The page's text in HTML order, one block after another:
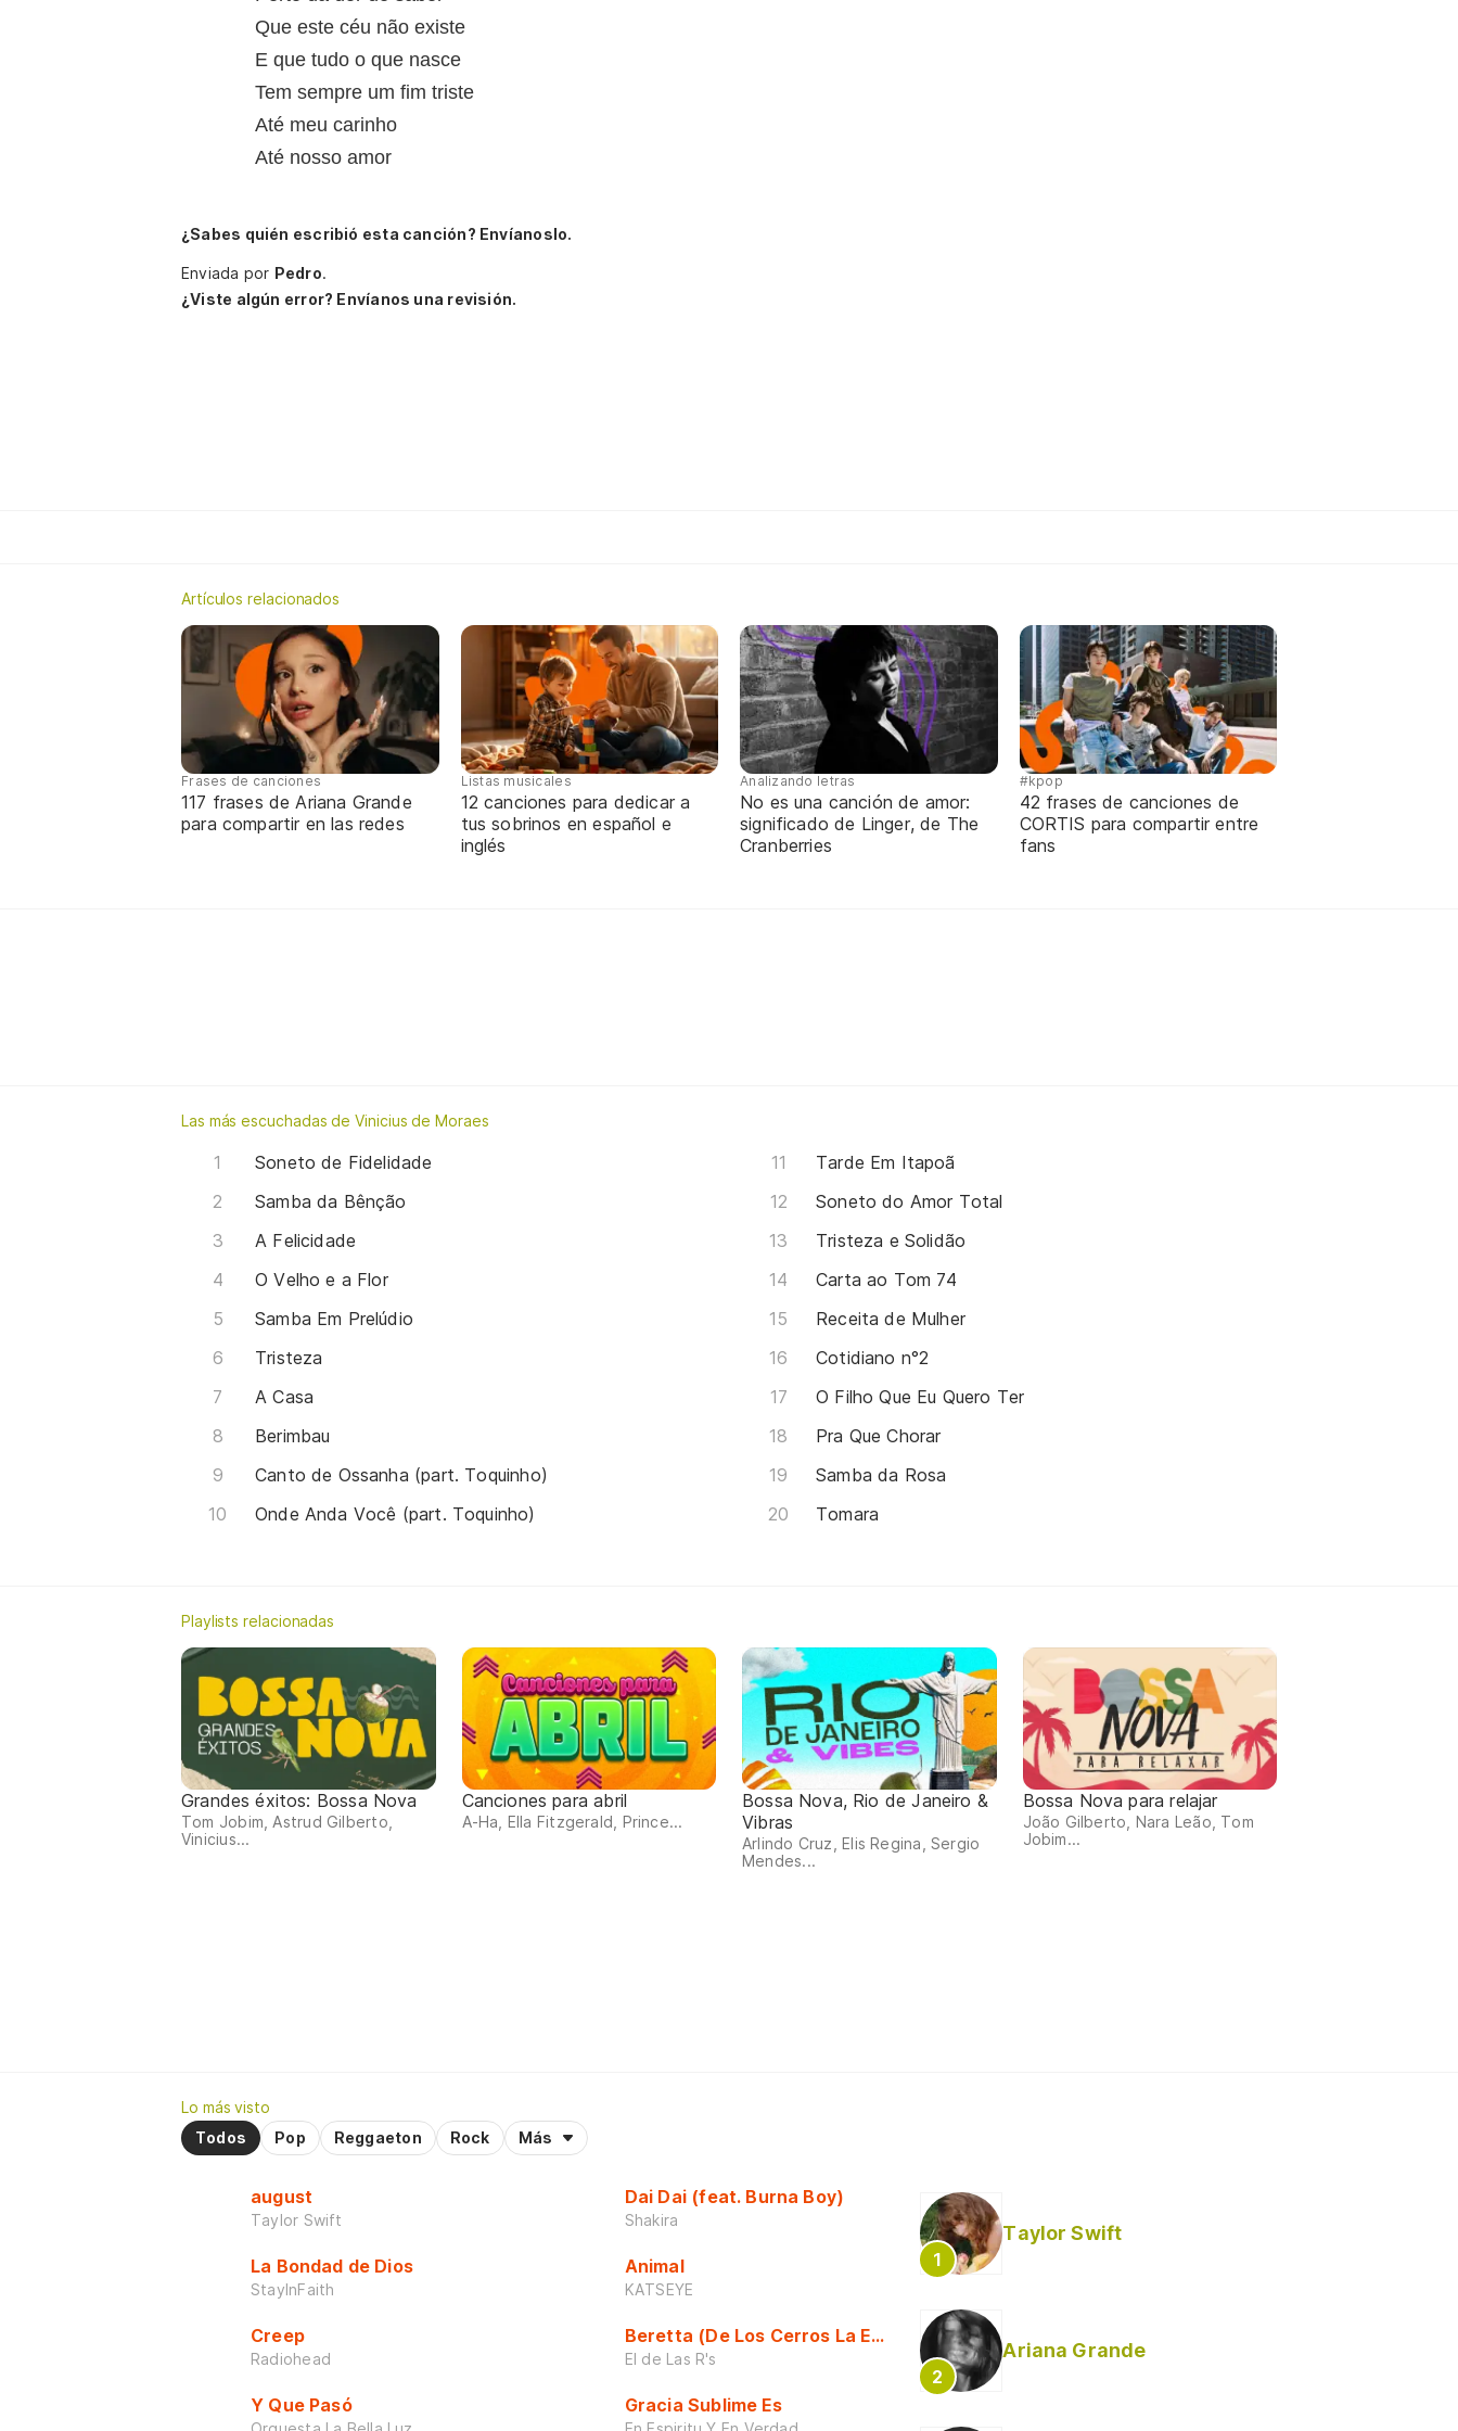
Que este céu não existe
E que tudo o que nasce
Tem sempre um fim triste
Até meu carinho
Até nosso amor
¿Sabes quién escribió esta canción? Envíanoslo.
Enviada por Pedro.
¿Viste algún error? Envíanos una revisión.
Artículos relacionados
Frases de canciones
117 frases de Ariana Grande
para compartir en las redes
Listas musicales
12 canciones para dedicar a
tus sobrinos en español e
inglés
Analizando letras
No es una canción de amor:
significado de Linger, de The
Cranberries
#kpop
42 frases de canciones de
CORTIS para compartir entre
fans
Las más escuchadas de Vinicius de Moraes
Soneto de Fidelidade
Samba da Bênção
A Felicidade
O Velho e a Flor
Samba Em Prelúdio
Tristeza
A Casa
Berimbau
Canto de Ossanha (part. Toquinho)
Onde Anda Você (part. Toquinho)
Tarde Em Itapoã
Soneto do Amor Total
Tristeza e Solidão
Carta ao Tom 74
Receita de Mulher
Cotidiano n°2
O Filho Que Eu Quero Ter
Pra Que Chorar
Samba da Rosa
Tomara
Playlists relacionadas
Grandes éxitos: Bossa Nova
Tom Jobim, Astrud Gilberto,
Vinicius...
Canciones para abril
A-Ha, Ella Fitzgerald, Prince...
Bossa Nova, Rio de Janeiro &
Vibras
Arlindo Cruz, Elis Regina, Sergio
Mendes...
Bossa Nova para relajar
João Gilberto, Nara Leão, Tom
Jobim...
Lo más visto
Todos
Pop Reggaeton Rock Más
august
Taylor Swift
La Bondad de Dios
StayInFaith
Creep
Radiohead
Y Que Pasó
Dai Dai (feat. Burna Boy)
Shakira
Animal
KATSEYE
Beretta (De Los Cerros La Escuela)
El de Las R's
Gracia Sublime Es
Taylor Swift
Ariana Grande